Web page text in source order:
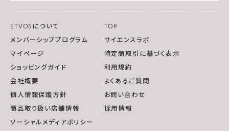
ETVOSについて
TOP
メンバーシッププログラム
サイエンスラボ
マイページ
特定商取引に基づく表示
ショッピングガイド
利用規約
会社概要
よくあるご質問
個人情報保護方針
お問い合わせ
商品取り扱い店舗情報
採用情報
ソーシャルメディアポリシー